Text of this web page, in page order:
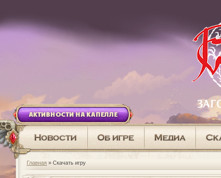
АКТИВНОСТИ НА КАПЕЛЛЕ
Главная » Скачать игру